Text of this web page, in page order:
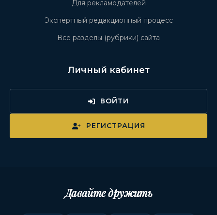
Для рекламодателей
Экспертный редакционный процесс
Все разделы (рубрики) сайта
Личный кабинет
ВОЙТИ
РЕГИСТРАЦИЯ
Давайте дружить